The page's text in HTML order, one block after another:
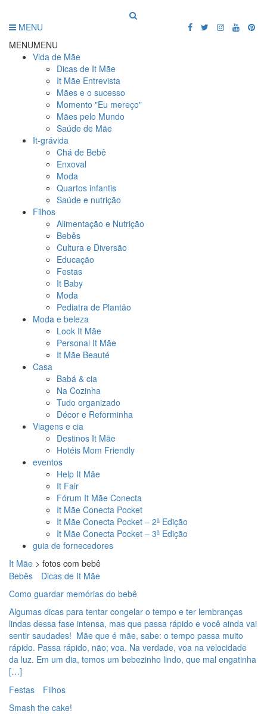
MENU
MENUMENU
Vida de Mãe
Dicas de It Mãe
It Mãe Entrevista
Mães e o sucesso
Momento "Eu mereço"
Mães pelo Mundo
Saúde de Mãe
It-grávida
Chá de Bebê
Enxoval
Moda
Quartos infantis
Saúde e nutrição
Filhos
Alimentação e Nutrição
Bebês
Cultura e Diversão
Educação
Festas
It Baby
Moda
Pediatra de Plantão
Moda e beleza
Look It Mãe
Personal It Mãe
It Mãe Beauté
Casa
Babá & cia
Na Cozinha
Tudo organizado
Décor e Reforminha
Viagens e cia
Destinos It Mãe
Hotéis Mom Friendly
eventos
Help It Mãe
It Fair
Fórum It Mãe Conecta
It Mãe Conecta Pocket
It Mãe Conecta Pocket – 2ª Edição
It Mãe Conecta Pocket – 3ª Edição
guia de fornecedores
It Mãe > fotos com bebê
Bebês
Dicas de It Mãe
Como guardar memórias do bebê
Algumas dicas para tentar congelar o tempo e ter lembranças
lindas dessa fase intensa, mas que passa rápido e você ainda vai
sentir saudades! Mãe que é mãe, sabe: o tempo passa muito
rápido. Passa rápido, não; voa. Na verdade, voa na velocidade
da luz. Em um dia, temos um bebezinho lindo, que mal engatinha
[…]
Festas
Filhos
Smash the cake!